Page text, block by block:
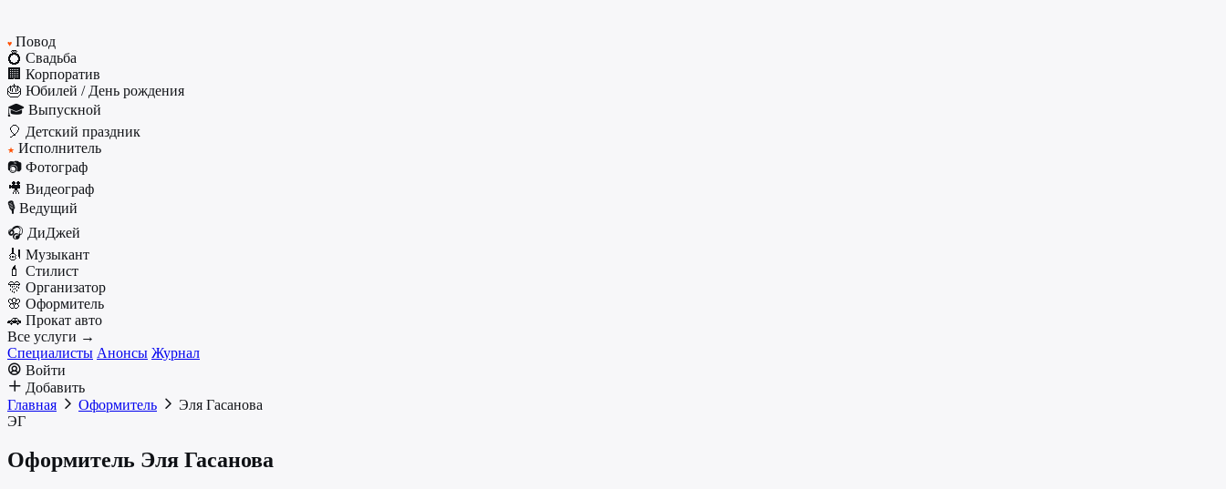
♥ Повод
💍 Свадьба
🏢 Корпоратив
🎂 Юбилей / День рождения
🎓 Выпускной
🎈 Детский праздник
★ Исполнитель
📷 Фотограф
🎥 Видеограф
🎙️ Ведущий
🎧 ДиДжей
🎻 Музыкант
💄 Стилист
🎊 Организатор
🌸 Оформитель
🚗 Прокат авто
Все услуги →
Специалисты Анонсы Журнал
Войти
Добавить
Главная
Оформитель
Эля Гасанова
ЭГ
Оформитель Эля Гасанова